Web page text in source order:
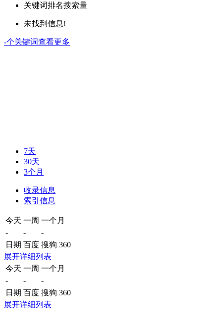
关键词排名搜索量
未找到信息!
-个关键词查看更多
7天
30天
3个月
收录信息
索引信息
今天 一周 一个月
-
-
-
日期 百度 搜狗 360
展开详细列表
今天 一周 一个月
-
-
-
日期 百度 搜狗 360
展开详细列表